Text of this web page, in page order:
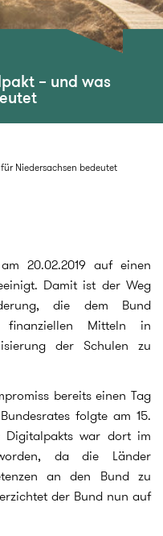
– und was
Niedersachsen bedeutet
20.02.2019 auf einen
Damit ist der Weg
die dem Bund
Mitteln in
der Schulen zu
bereits einen Tag
folgte am 15.
Digitalpakts war dort im
da die Länder
an den Bund zu
der Bund nun auf